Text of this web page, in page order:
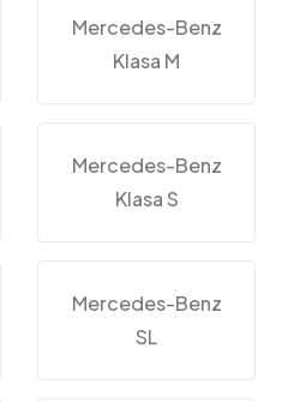
Mercedes-Benz
Klasa M
Mercedes-Benz
Klasa S
Mercedes-Benz
SL